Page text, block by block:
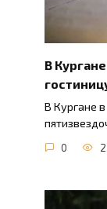
В
В Кургане
0